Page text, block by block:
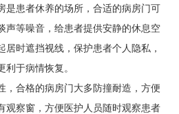
是患者休养的场所，合适的病房门可
声等噪音，给患者提供安静的休息空
居时遮挡视线，保护患者个人隐私，
于病情恢复。
，合格的病房门大多防撞耐造，方便
观察窗，方便医护人员随时观察患者